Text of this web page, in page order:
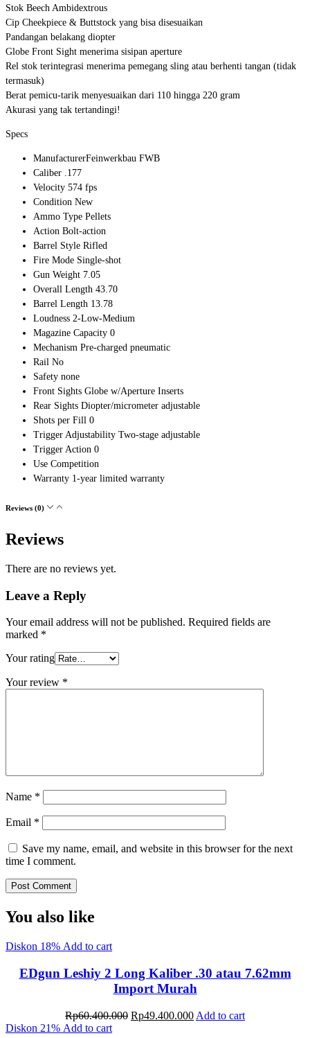
Stok Beech Ambidextrous
Cip Cheekpiece & Buttstock yang bisa disesuaikan
Pandangan belakang diopter
Globe Front Sight menerima sisipan aperture
Rel stok terintegrasi menerima pemegang sling atau berhenti tangan (tidak
termasuk)
Berat pemicu-tarik menyesuaikan dari 110 hingga 220 gram
Akurasi yang tak tertandingi!
Specs
ManufacturerFeinwerkbau FWB
Caliber .177
Velocity 574 fps
Condition New
Ammo Type Pellets
Action Bolt-action
Barrel Style Rifled
Fire Mode Single-shot
Gun Weight 7.05
Overall Length 43.70
Barrel Length 13.78
Loudness 2-Low-Medium
Magazine Capacity 0
Mechanism Pre-charged pneumatic
Rail No
Safety none
Front Sights Globe w/Aperture Inserts
Rear Sights Diopter/micrometer adjustable
Shots per Fill 0
Trigger Adjustability Two-stage adjustable
Trigger Action 0
Use Competition
Warranty 1-year limited warranty
Reviews (0)
Reviews
There are no reviews yet.
Leave a Reply
Your email address will not be published. Required fields are
marked *
Your rating
Your review *
Name *
Email *
Save my name, email, and website in this browser for the next
time I comment.
You also like
Diskon 18% Add to cart
EDgun Leshiy 2 Long Kaliber .30 atau 7.62mm
Import Murah
Rp60.400.000 Original
Rp49.400.000Current
Add to cart
Diskon 21% Add to cart